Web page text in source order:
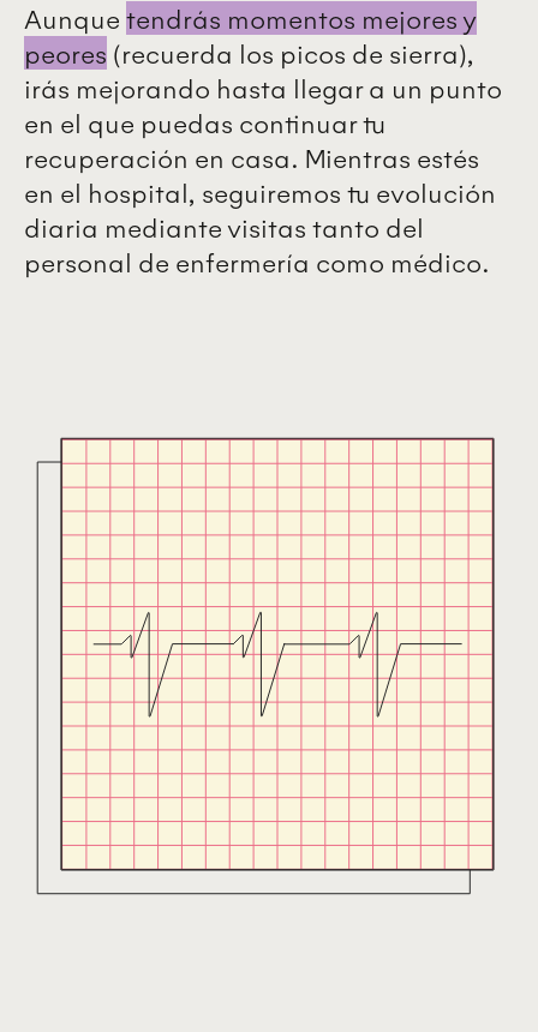
Aunque tendrás momentos mejores y
peores (recuerda los picos de sierra),
irás mejorando hasta llegar a un punto
en el que puedas continuar tu
recuperación en casa. Mientras estés
en el hospital, seguiremos tu evolución
diaria mediante visitas tanto del
personal de enfermería como médico.